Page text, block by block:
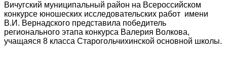
Вичугский муниципальный район на Всероссийском
конкурсе юношеских исследовательских работ имени
В.И. Вернадского представила победитель
регионального этапа конкурса Валерия Волкова,
учащаяся 8 класса Старогольчихинской основной школы.